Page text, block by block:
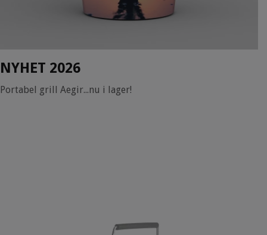
NYHET 2026
Portabel grill Aegir...nu i lager!